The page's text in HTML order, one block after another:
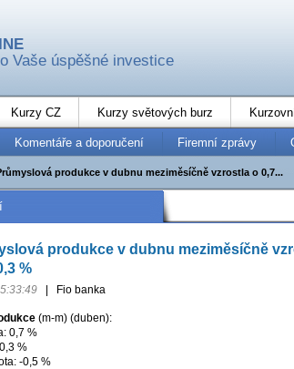
Vaše úspěšné investice
Kurzy CZ Kurzy světových burz
Komentáře a doporučení Firemní zprávy
produkce v dubnu meziměsíčně vzrostla o 0,7...
produkce v dubnu meziměsíčně
%
Fio banka
(m-m) (duben):
0,7 %
%
-0,5 %